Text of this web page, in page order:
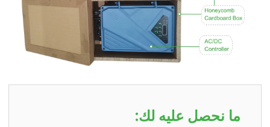
ما نحصل عليه لك: